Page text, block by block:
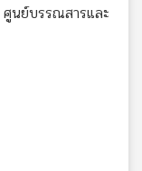
นย์บรรณสารและ